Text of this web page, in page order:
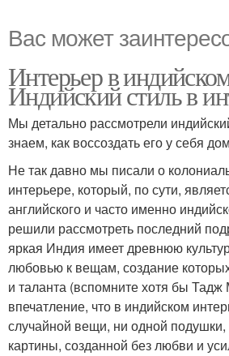
Вас может
Интерьер в
Индийский стиль в
Мы детально рассмотрели
знаем, как воссоздать его у себя
Не так давно мы писали о
интерьере, который, по сути,
английского и часто именно
решили рассмотреть последний
яркая Индия имеет древнюю
любовью к вещам, создание
и таланта (вспомните хотя бы Тадж
впечатление, что в индийском
случайной вещи, ни одной подушки,
картины, созданной без любви и